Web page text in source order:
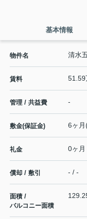
基本情報
物件名 清水
賃料 51.59
管理 / 共益費 -
敷金(保証金) 6ヶ月
礼金 0ヶ月
償却 / 敷引 - / -
面積 /
バルコニー面積